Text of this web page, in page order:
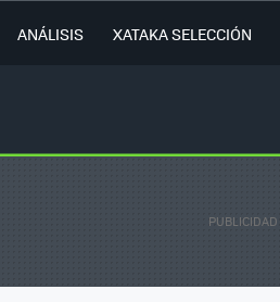
ANÁLISIS XATAKA SELECCIÓN